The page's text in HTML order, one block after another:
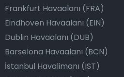
Frankfurt Havaalanı (FRA)
Eindhoven Havaalanı (EIN)
Dublin Havaalanı (DUB)
Barselona Havaalanı (BCN)
İstanbul Havalimanı (IST)